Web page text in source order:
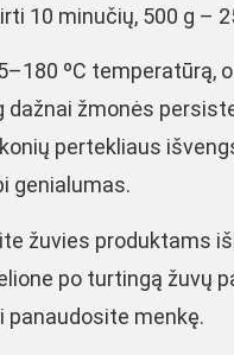
10 minučių, 500 g –
ºC temperatūrą,
dažnai žmonės
pertekliaus
genialumas.
žuvies produktams
po turtingą žuvų
panaudosite menkę.